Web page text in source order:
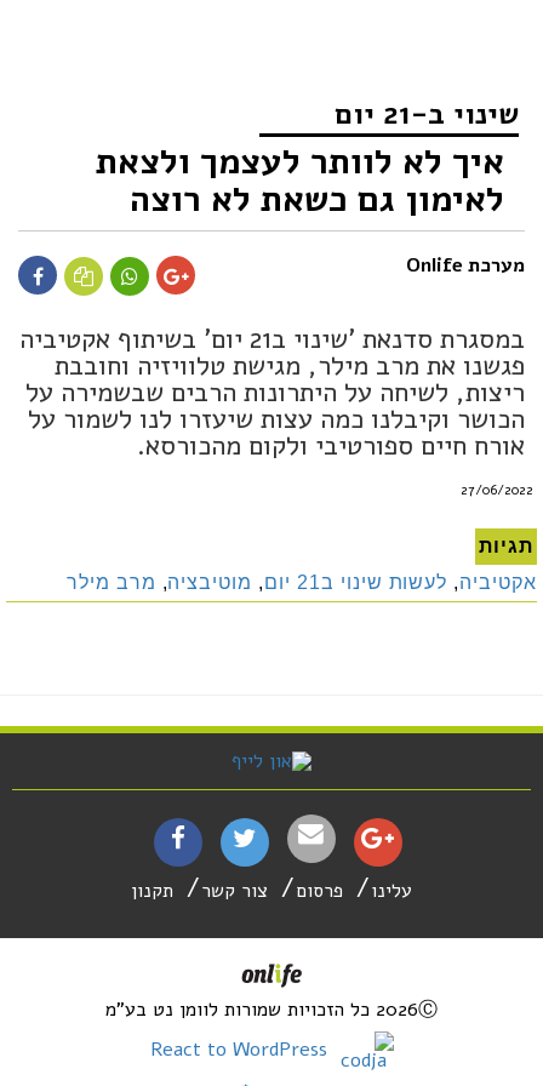
שינוי ב-21 יום
איך לא לוותר לעצמך ולצאת
לאימון גם כשאת לא רוצה
מערכת Onlife
במסגרת סדנאת 'שינוי ב21 יום' בשיתוף אקטיביה
פגשנו את מרב מילר, מגישת טלוויזיה וחובבת
ריצות, לשיחה על היתרונות הרבים שבשמירה על
הכושר וקיבלנו כמה עצות שיעזרו לנו לשמור על
אורח חיים ספורטיבי ולקום מהכורסא.
27/06/2022
תגיות
אקטיביה, לעשות שינוי ב21 יום , מוטיבציה, מרב מילר
עלינו פרסום צור קשר תקנון
2026Ⓒ כל הזכויות שמורות לוומן נט בע"מ